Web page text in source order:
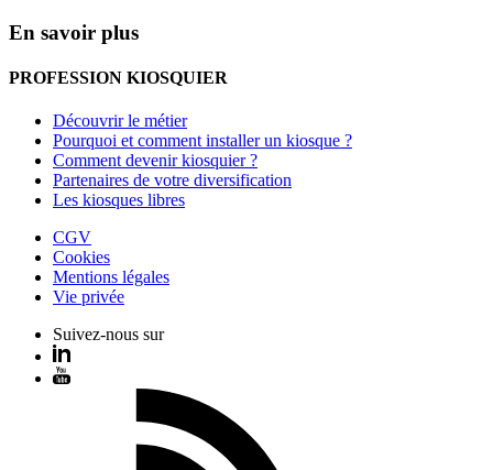
En savoir plus
PROFESSION KIOSQUIER
Découvrir le métier
Pourquoi et comment installer un kiosque ?
Comment devenir kiosquier ?
Partenaires de votre diversification
Les kiosques libres
CGV
Cookies
Mentions légales
Vie privée
Suivez-nous sur